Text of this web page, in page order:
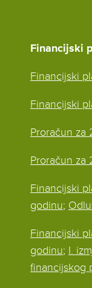
Financijski
Financijski
Financijski
Proračun za
Proračun za
Financijski
godinu;
Financijski
godinu; I.
financijskog